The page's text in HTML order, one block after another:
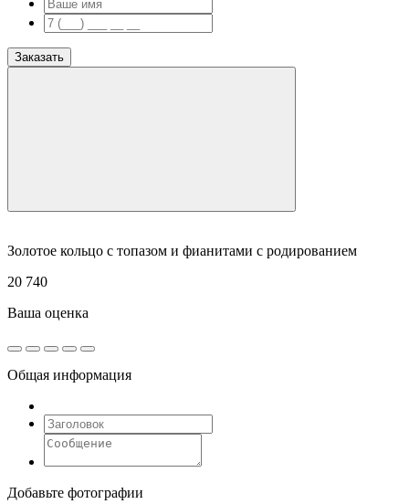
Заказать
Золотое кольцо с топазом и фианитами с родированием
20 740
Ваша оценка
Общая информация
Добавьте фотографии